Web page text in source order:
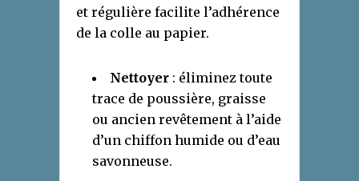
et régulière facilite l’adhérence
de la colle au papier.
Nettoyer : éliminez toute
trace de poussière, graisse
ou ancien revêtement à l’aide
d’un chiffon humide ou d’eau
savonneuse.